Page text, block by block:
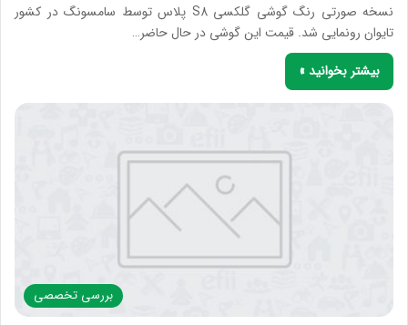
نسخه صورتی رنگ گوشی گلکسی S8 پلاس توسط سامسونگ در کشور
تایوان رونمایی شد. قیمت این گوشی در حال حاضر…
بیشتر بخوانید »
بررسی‌ تخصصی